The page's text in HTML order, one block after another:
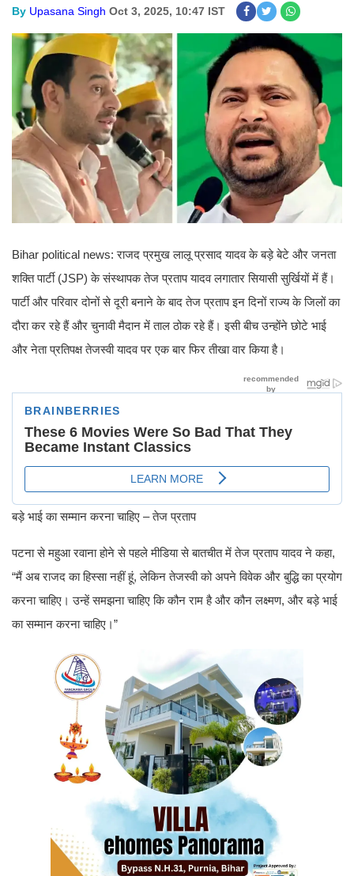
By Upasana Singh Oct 3, 2025, 10:47 IST
Bihar political news: राजद प्रमुख लालू प्रसाद यादव के बड़े बेटे और जनता
शक्ति पार्टी (JSP) के संस्थापक तेज प्रताप यादव लगातार सियासी सुर्खियों में हैं।
पार्टी और परिवार दोनों से दूरी बनाने के बाद तेज प्रताप इन दिनों राज्य के जिलों का
दौरा कर रहे हैं और चुनावी मैदान में ताल ठोक रहे हैं। इसी बीच उन्होंने छोटे भाई
और नेता प्रतिपक्ष तेजस्वी यादव पर एक बार फिर तीखा वार किया है।
बड़े भाई का सम्मान करना चाहिए – तेज प्रताप
पटना से महुआ रवाना होने से पहले मीडिया से बातचीत में तेज प्रताप यादव ने कहा,
“मैं अब राजद का हिस्सा नहीं हूं, लेकिन तेजस्वी को अपने विवेक और बुद्धि का प्रयोग
करना चाहिए। उन्हें समझना चाहिए कि कौन राम है और कौन लक्ष्मण, और बड़े भाई
का सम्मान करना चाहिए।”